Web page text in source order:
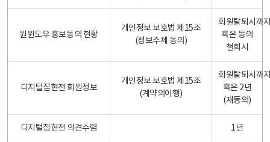
원윈도우 홍보동의 현황
개인정보 보호법 제15조
(정보주체 동의)
회원탈퇴시까
혹은 동의
철회시
디지털집현전 회원정보
개인정보 보호법 제15조
(계약의이행)
회원탈퇴시까
혹은 2년
(재동의)
디지털집현전 의견수렴 1년